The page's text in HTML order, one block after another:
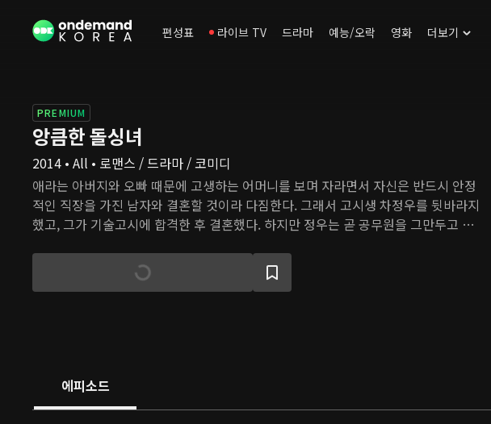
편성표 라이브 TV 드라마 예능/오락 영화 더보기
PREMIUM
앙큼한 돌싱녀
2014 • All • 로맨스 / 드라마 / 코미디
애라는 아버지와 오빠 때문에 고생하는 어머니를 보며 자라면서 자신은 반드시 안정
적인 직장을 가진 남자와 결혼할 것이라 다짐한다. 그래서 고시생 차정우를 뒷바라지
했고, 그가 기술고시에 합격한 후 결혼했다. 하지만 정우는 곧 공무원을 그만두고 사
처 기업의 CEO가 되자, 애라는 정우에게 돌아가려 하지만 정우는 이를 거부한다. 정
우의 냉랭한 태도에 화가 난 애라는 정우의 회사에 들어가 직접 복수하려 한다.
에피소드